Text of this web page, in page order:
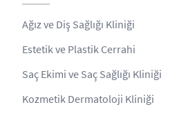
Ağız ve Diş Sağlığı Kliniği
Estetik ve Plastik Cerrahi
Saç Ekimi ve Saç Sağlığı Kliniği
Kozmetik Dermatoloji Kliniği